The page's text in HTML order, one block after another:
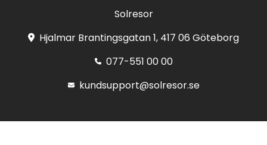
Solresor
Hjalmar Brantingsgatan 1, 417 06 Göteborg
077-551 00 00
kundsupport@solresor.se